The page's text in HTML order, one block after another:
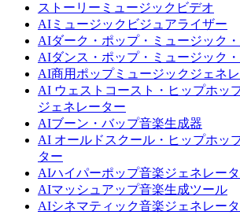
ストーリーミュージックビデオ
AIミュージックビジュアライザー
AIダーク・ポップ・ミュージック
AIダンス・ポップ・ミュージック
AI商用ポップミュージックジェネ
AI ウェストコースト・ヒップホッ
ジェネレーター
AIブーン・バップ音楽生成器
AI オールドスクール・ヒップホッ
ター
AIハイパーポップ音楽ジェネレー
AIマッシュアップ音楽生成ツール
AIシネマティック音楽ジェネレー